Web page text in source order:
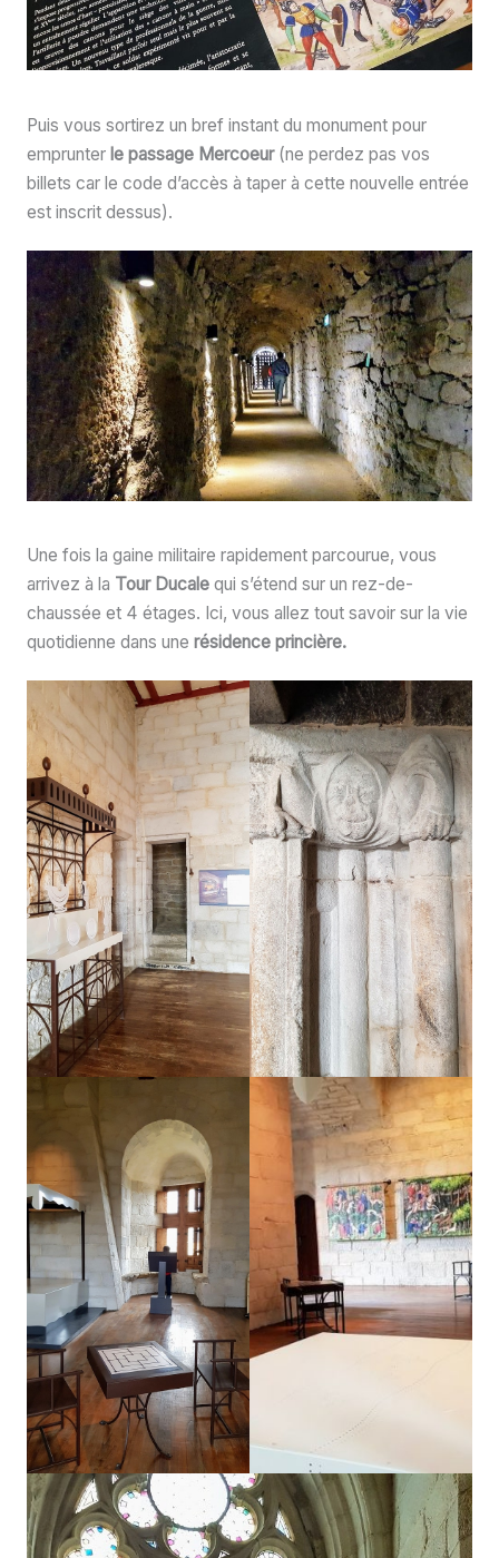
Puis vous sortirez un bref instant du monument pour
emprunter le passage Mercoeur (ne perdez pas vos
billets car le code d’accès à taper à cette nouvelle entrée
est inscrit dessus).
Une fois la gaine militaire rapidement parcourue, vous
arrivez à la Tour Ducalequi s’étend sur un rez-de-
chaussée et 4 étages. Ici, vous allez tout savoir sur la vie
quotidienne dans une résidence princière.